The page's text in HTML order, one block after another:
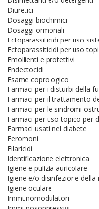
Diuretici
Dosaggi biochimici
Dosaggi ormonali
Ectoparassiticidi per uso
Ectoparassiticidi per uso
Emollienti e protettivi
Endectocidi
Esame coprologico
Farmaci per i disturbi della
Farmaci per il trattamento
Farmaci per le sindromi
Farmaci per uso topico per
Farmaci usati nel diabete
Feromoni
Filaricidi
Identificazione elettronica
Igiene e pulizia auricolare
Igiene e/o disinfezione della
Igiene oculare
Immunomodulatori